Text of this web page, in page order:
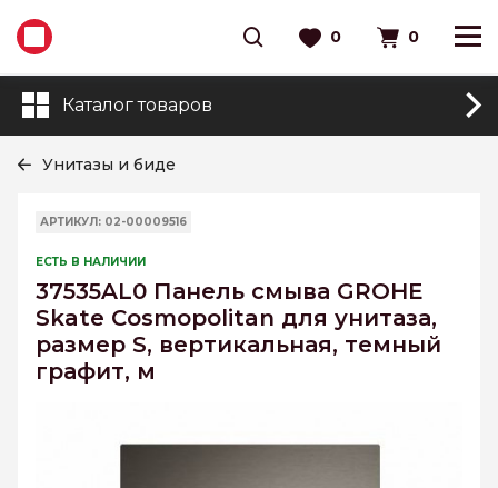
0 0
Каталог товаров
Унитазы и биде
АРТИКУЛ: 02-00009516
ЕСТЬ В НАЛИЧИИ
37535AL0 Панель смыва GROHE
Skate Cosmopolitan для унитаза,
размер S, вертикальная, темный
графит, м